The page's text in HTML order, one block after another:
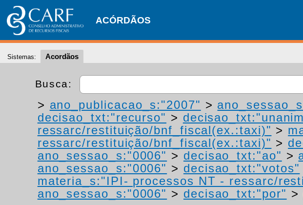
ACÓRDÃOS
Sistemas: Acordãos
Busca:
> ano_publicacao_s:"2007" >
decisao_txt:"recurso" >
ressarc/restituição/bnf_fiscal(ex.:taxi)" >
ressarc/restituição/bnf_fiscal(ex.:taxi)" >
ano_sessao_s:"0006" > decisao_txt:"ao" >
ano_sessao_s:"0006" > decisao_txt:"votos"
materia_s:"IPI- processos NT - ressarc/
ano_sessao_s:"0006" > decisao_txt:"por" >